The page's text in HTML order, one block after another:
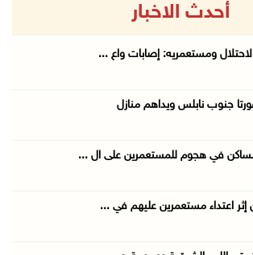
أحدث الاخبار
ومستعمريه: إصابات واع ...
جنوب نابلس ويداهم منازل
في هجوم للمستعمرين على ال ...